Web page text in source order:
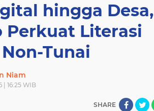
hingga Desa,
Perkuat Literasi
Tunai
Niam
| 16:25 WIB
SHARE